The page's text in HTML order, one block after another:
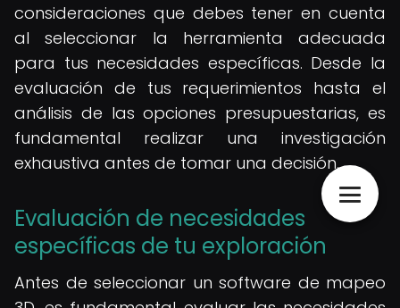
consideraciones que debes tener en cuenta
al seleccionar la herramienta adecuada
para tus necesidades específicas. Desde la
evaluación de tus requerimientos hasta el
análisis de las opciones presupuestarias, es
fundamental realizar una investigación
exhaustiva antes de tomar una decisión.
Evaluación de necesidades
específicas de tu exploración
Antes de seleccionar un software de mapeo